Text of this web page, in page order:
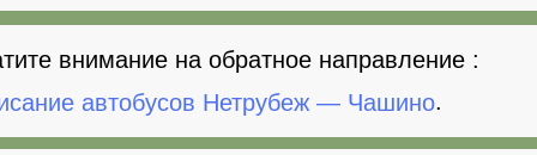
внимание на обратное направление :
автобусов Нетрубеж — Чашино.